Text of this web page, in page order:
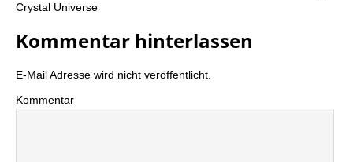
Crystal Universe
Kommentar hinterlassen
E-Mail Adresse wird nicht veröffentlicht.
Kommentar